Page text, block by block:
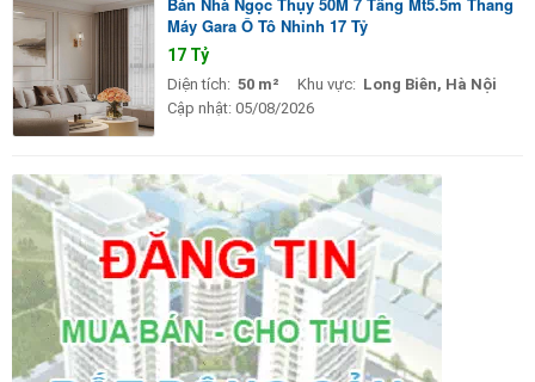
Máy Gara Ô Tô Nhỉnh 17 Tỷ
17 Tỷ
Diện tích: 50 m² Khu vực: Long Biên, Hà Nội
Cập nhật: 05/08/2026